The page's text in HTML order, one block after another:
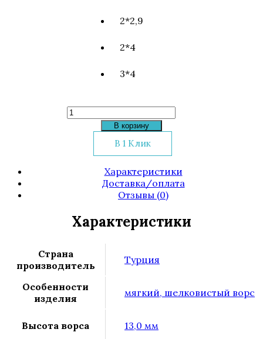
2*2,9
2*4
3*4
Количество
Килим
В корзину
В 1 Клик
Характеристики
Доставка/оплата
Отзывы (0)
Характеристики
Страна
производитель
Турция
Особенности
изделия
мягкий, шелковистый ворс
Высота ворса 13,0 мм